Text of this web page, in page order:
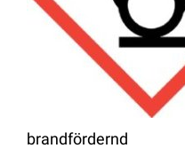
brandfördernd